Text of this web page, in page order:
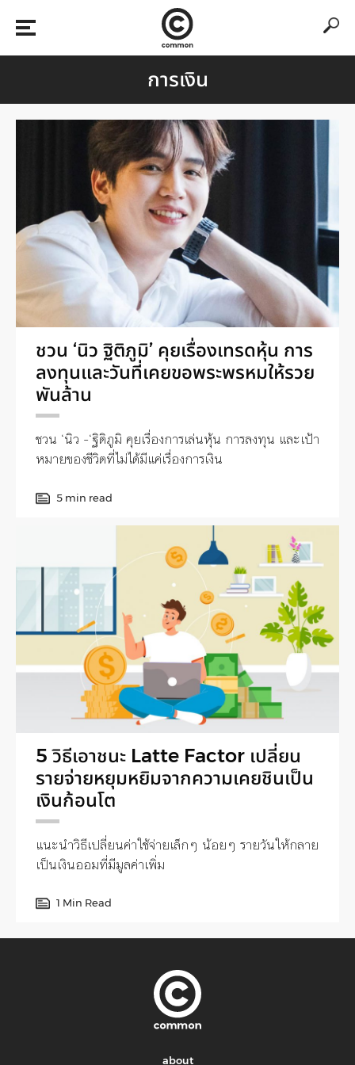
การเงิน
ชวน ‘นิว ฐิติภูมิ’ คุยเรื่องเทรดหุ้น การ
ลงทุนและวันที่เคยขอพระพรหมให้รวย
พันล้าน
ชวน ‘นิว -‘ฐิติภูมิ คุยเรื่องการเล่นหุ้น การลงทุน และเป้า
หมายของชีวิตที่ไม่ได้มีแค่เรื่องการเงิน
5 min read
5 วิธีเอาชนะ Latte Factor เปลี่ยน
รายจ่ายหยุมหยิมจากความเคยชินเป็น
เงินก้อนโต
แนะนำวิธีเปลี่ยนค่าใช้จ่ายเล็กๆ น้อยๆ รายวันให้กลาย
เป็นเงินออมที่มีมูลค่าเพิ่ม
1 Min Read
about